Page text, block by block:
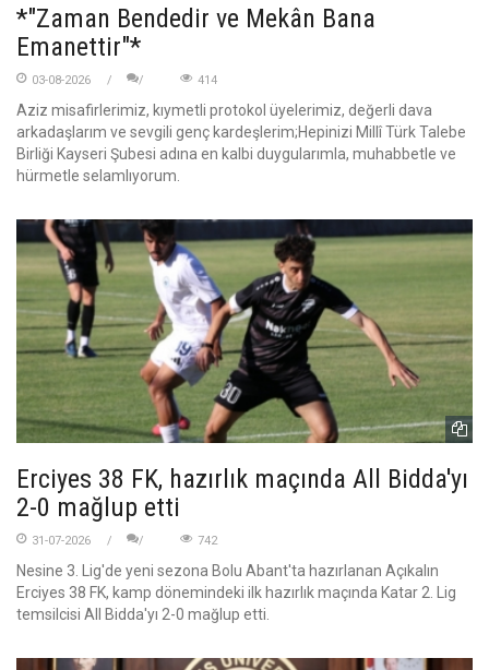
*"Zaman Bendedir ve Mekân Bana
Emanettir"*
03-08-2026 414
Aziz misafirlerimiz, kıymetli protokol üyelerimiz, değerli dava
arkadaşlarım ve sevgili genç kardeşlerim;Hepinizi Millî Türk Talebe
Birliği Kayseri Şubesi adına en kalbi duygularımla, muhabbetle ve
hürmetle selamlıyorum.
Erciyes 38 FK, hazırlık maçında All Bidda'yı
2-0 mağlup etti
31-07-2026 742
Nesine 3. Lig'de yeni sezona Bolu Abant'ta hazırlanan Açıkalın
Erciyes 38 FK, kamp dönemindeki ilk hazırlık maçında Katar 2. Lig
temsilcisi All Bidda'yı 2-0 mağlup etti.